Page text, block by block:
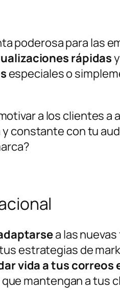
poderosa para las
rápidas
especiales o
a los clientes a
constante con tu
a las
estrategias de
vida a tus
mantengan a tus